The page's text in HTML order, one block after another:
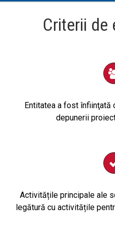
Criterii de
Entitatea a fost înfiinţată
depunerii
Activitățile principale ale
legătură cu activitățile